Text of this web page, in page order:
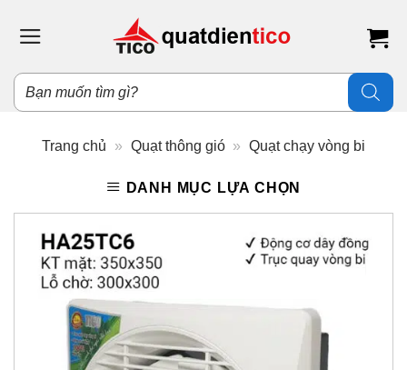
qua
dung
Tìm
kiếm
sản
Trang chủ » Quạt thông gió » Quạt chạy vòng bi
DANH MỤC LỰA CHỌN